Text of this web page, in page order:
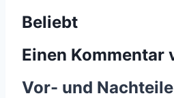
Beliebt
Einen Kommentar
Vor- und